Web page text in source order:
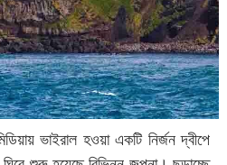
ভাইরাল হওয়া একটি নির্জন দ্বীপে